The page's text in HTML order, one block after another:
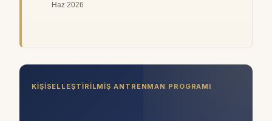
Haz 2026
KIŞISELLEŞTIRILMIŞ ANTRENMAN PROGRAMI